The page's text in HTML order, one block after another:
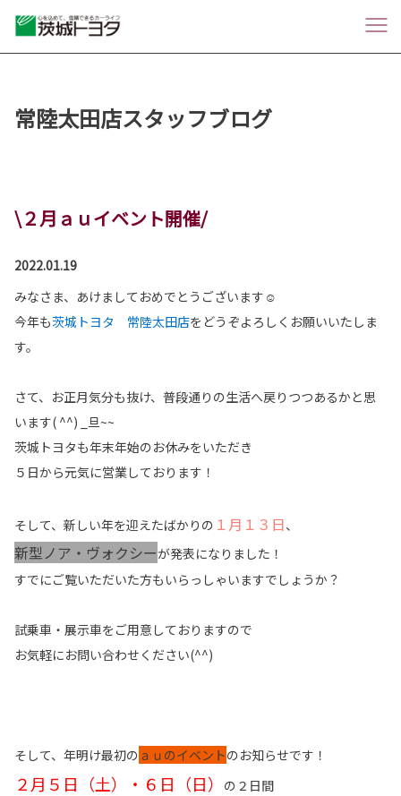
常陸太田店スタッフブログ
\２月ａｕイベント開催/
2022.01.19
みなさま、あけましておめでとうございます☺
今年も茨城トヨタ 常陸太田店をどうぞよろしくお願いいたしま
す。
さて、お正月気分も抜け、普段通りの生活へ戻りつつあるかと思
います( ^^) _旦~~
茨城トヨタも年末年始のお休みをいただき
５日から元気に営業しております！
そして、新しい年を迎えたばかりの １月１３日、
新型ノア・ヴォクシーが発表になりました！
すでにご覧いただいた方もいらっしゃいますでしょうか？
試乗車・展示車をご用意しておりますので
お気軽にお問い合わせください(^^)
そして、年明け最初の ａｕのイベントのお知らせです！
２月５日（土）・６日（日） の２日間